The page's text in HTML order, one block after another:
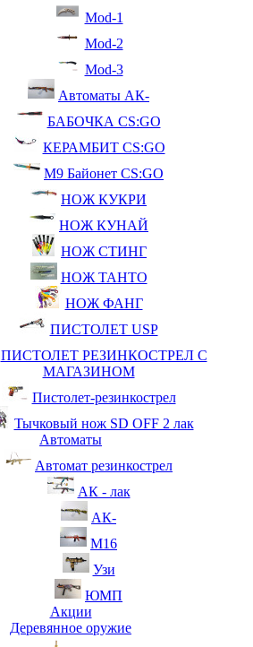
Mod-1
Mod-2
Mod-3
Автоматы АК-
БАБОЧКА CS:GO
КЕРАМБИТ CS:GO
М9 Байонет CS:GO
НОЖ КУКРИ
НОЖ КУНАЙ
НОЖ СТИНГ
НОЖ ТАНТО
НОЖ ФАНГ
ПИСТОЛЕТ USP
ПИСТОЛЕТ РЕЗИНКОСТРЕЛ С
МАГАЗИНОМ
Пистолет-резинкострел
Тычковый нож SD OFF 2 лак
Автоматы
Автомат резинкострел
АК - лак
АК-
М16
Узи
ЮМП
Акции
Деревянное оружие